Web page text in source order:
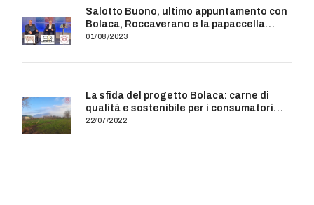
Salotto Buono, ultimo appuntamento con
Bolaca, Roccaverano e la papaccella
deco
01/08/2023
La sfida del progetto Bolaca: carne di
qualità e sostenibile per i consumatori
campani
22/07/2022